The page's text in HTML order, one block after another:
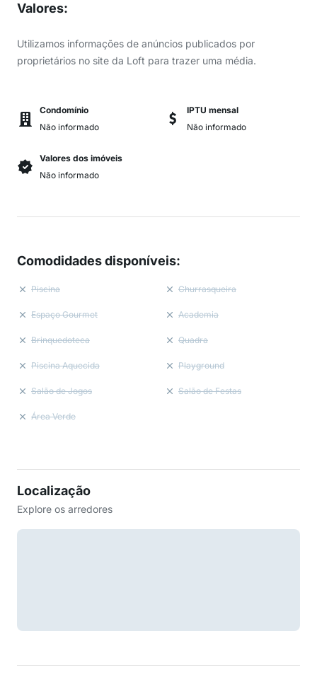
Valores:
Utilizamos informações de anúncios publicados por
proprietários no site da Loft para trazer uma média.
Condomínio
Não informado
IPTU mensal
Não informado
Valores dos imóveis
Não informado
Comodidades disponíveis:
Piscina Churrasqueira
Espaço Gourmet Academia
Brinquedoteca Quadra
Piscina Aquecida Playground
Salão de Jogos Salão de Festas
Área Verde
Localização
Explore os arredores